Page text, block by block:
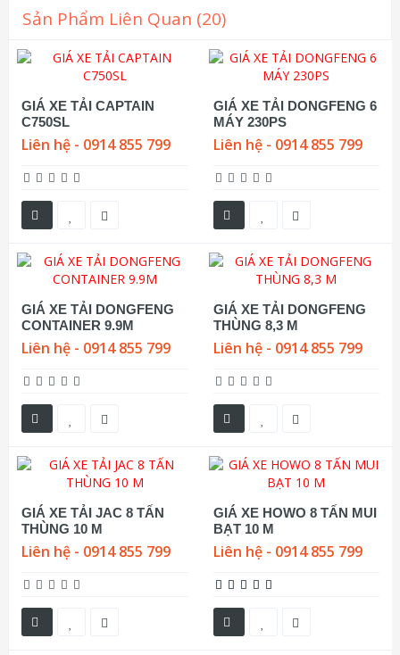
Sản Phẩm Liên Quan (20)
GIÁ XE TẢI CAPTAIN
C750SL
Liên hệ - 0914 855 799
GIÁ XE TẢI DONGFENG 6
MÁY 230PS
Liên hệ - 0914 855 799
GIÁ XE TẢI DONGFENG
CONTAINER 9.9M
Liên hệ - 0914 855 799
GIÁ XE TẢI DONGFENG
THÙNG 8,3 M
Liên hệ - 0914 855 799
GIÁ XE TẢI JAC 8 TẤN
THÙNG 10 M
Liên hệ - 0914 855 799
GIÁ XE HOWO 8 TẤN MUI
BẠT 10 M
Liên hệ - 0914 855 799